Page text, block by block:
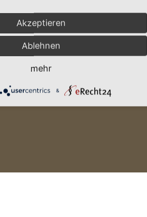
Akzeptieren
Ablehnen
mehr
&